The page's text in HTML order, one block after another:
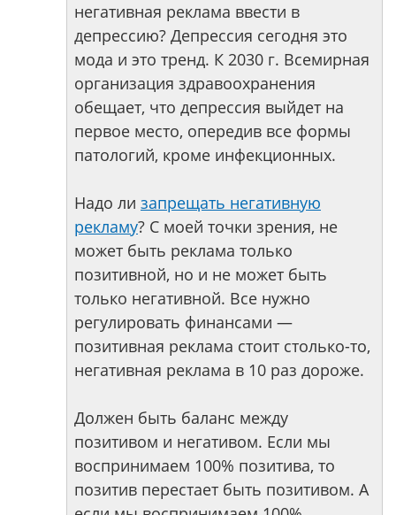
негативная реклама ввести в
депрессию? Депрессия сегодня это
мода и это тренд. К 2030 г. Всемирная
организация здравоохранения
обещает, что депрессия выйдет на
первое место, опередив все формы
патологий, кроме инфекционных.
Надо ли запрещать негативную
рекламу? С моей точки зрения, не
может быть реклама только
позитивной, но и не может быть
только негативной. Все нужно
регулировать финансами —
позитивная реклама стоит столько-то,
негативная реклама в 10 раз дороже.
Должен быть баланс между
позитивом и негативом. Если мы
воспринимаем 100% позитива, то
позитив перестает быть позитивом. А